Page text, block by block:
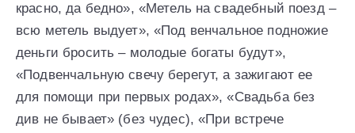
красно, да бедно», «Метель на свадебный поезд –
всю метель выдует», «Под венчальное подножие
деньги бросить – молодые богаты будут»,
«Подвенчальную свечу берегут, а зажигают ее
для помощи при первых родах», «Свадьба без
див не бывает» (без чудес), «При встрече